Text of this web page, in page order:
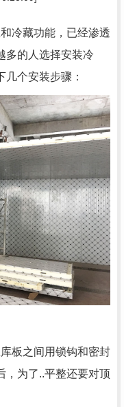
冷藏功能，已经渗透
多的人选择安装冷
几个安装步骤：
板之间用锁钩和密封
，为了..平整还要对顶